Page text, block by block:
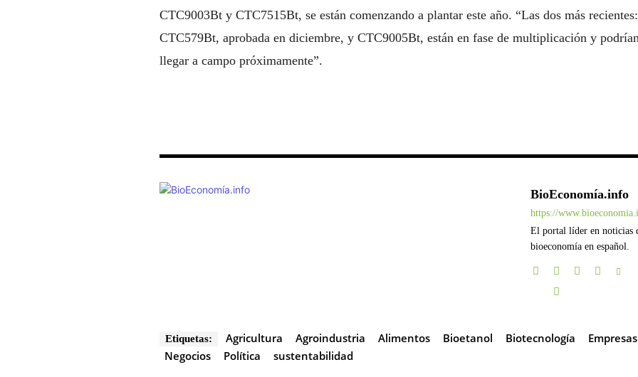
CTC9003Bt y CTC7515Bt, se están comenzando a plantar este año. “Las dos más recientes:
CTC579Bt, aprobada en diciembre, y CTC9005Bt, están en fase de multiplicación y podrían
llegar a campo próximamente”.
BioEconomía.info
https://
El portal líder en noticias
bioeconomía en español.
Etiquetas: Agricultura Agroindustria Alimentos Bioetanol Biotecnología
Empresas
Negocios
Política sustentabilidad